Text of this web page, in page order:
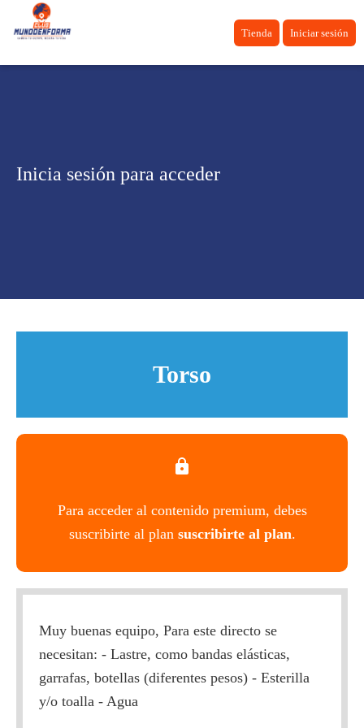
Tienda Iniciar sesión
Inicia sesión para acceder
Torso
Para acceder al contenido premium, debes
suscribirte al plan suscribirte al plan.
Muy buenas equipo, Para este directo se
necesitan: - Lastre, como bandas elásticas,
garrafas, botellas (diferentes pesos) - Esterilla
y/o toalla - Agua